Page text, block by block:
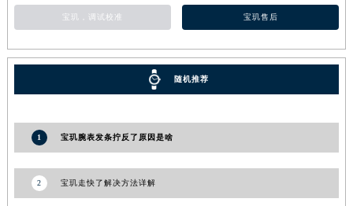
湖南省怀化市鹤城区迎丰中路宝玑售后服务中心（需提前预约）
湖南省娄底市娄星区长青街宝玑售后服务中心（需提前预约）
湖南省邵阳市双清区东风路宝玑售后服务中心（需提前预约）
湖南省湘潭市雨湖区莲城大道宝玑售后服务中心（需提前预约）
湖南省益阳市赫山区桃花仑路宝玑售后服务中心（需提前预约）
宝玑，调试校准 宝玑售后
随机推荐
1 宝玑腕表发条拧反了原因是啥
2 宝玑走快了解决方法详解